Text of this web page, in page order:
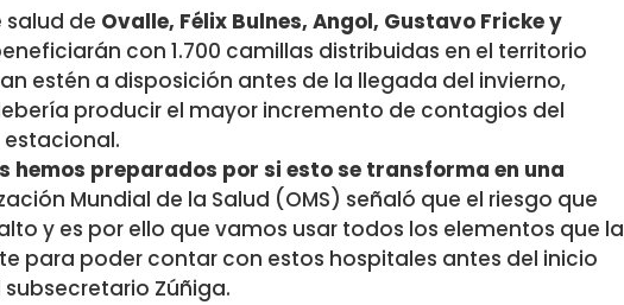
salud de Ovalle, Félix Bulnes, Angol, Gustavo Fricke y
con 1.700 camillas distribuidas en el territorio
estén a disposición antes de la llegada del invierno,
producir el mayor incremento de contagios del
estacional.
hemos preparados por si esto se transforma en una
Mundial de la Salud (OMS) señaló que el riesgo que
y es por ello que vamos usar todos los elementos que la
para poder contar con estos hospitales antes del inicio
subsecretario Zúñiga.